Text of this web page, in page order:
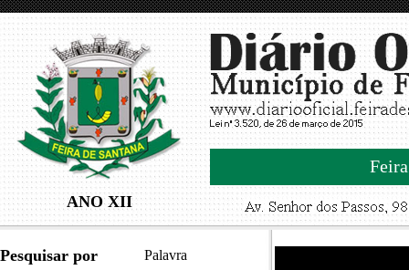
ANO XII
Pesquisar por Palavra